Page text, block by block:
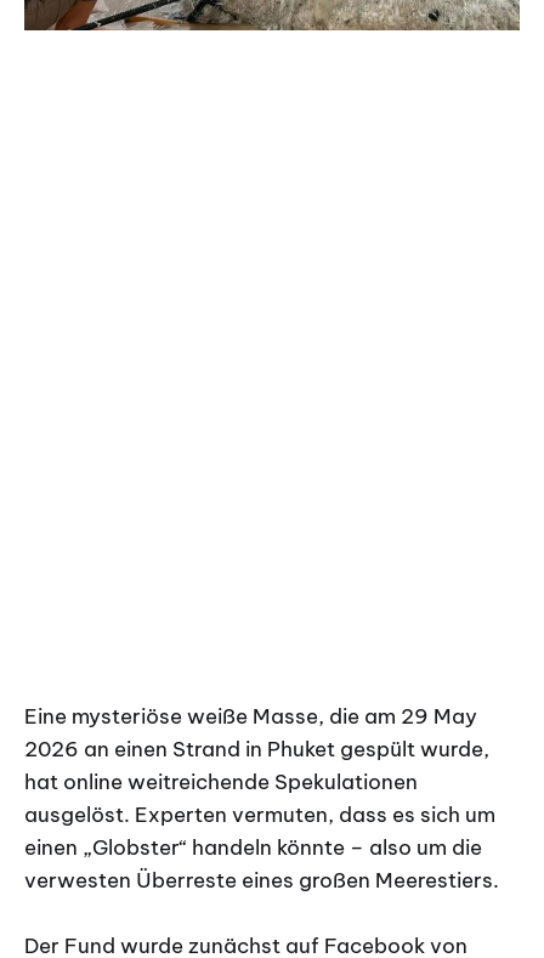
Eine mysteriöse weiße Masse, die am 29 May
2026 an einen Strand in Phuket gespült wurde,
hat online weitreichende Spekulationen
ausgelöst. Experten vermuten, dass es sich um
einen „Globster“ handeln könnte – also um die
verwesten Überreste eines großen Meerestiers.
Der Fund wurde zunächst auf Facebook von